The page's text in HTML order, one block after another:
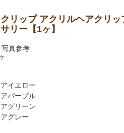
リップ アクリルヘアクリッ
リー【1ヶ】
真参考
イエロー
パープル
グリーン
グレー